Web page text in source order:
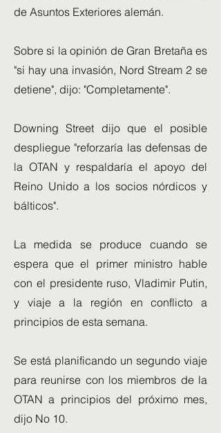
de Asuntos Exteriores alemán.
Sobre si la opinión de Gran Bretaña es
"si hay una invasión, Nord Stream 2 se
detiene", dijo: "Completamente".
Downing Street dijo que el posible
despliegue "reforzaría las defensas de
la OTAN y respaldaría el apoyo del
Reino Unido a los socios nórdicos y
bálticos".
La medida se produce cuando se
espera que el primer ministro hable
con el presidente ruso, Vladimir Putin,
y viaje a la región en conflicto a
principios de esta semana.
Se está planificando un segundo viaje
para reunirse con los miembros de la
OTAN a principios del próximo mes,
dijo No 10.